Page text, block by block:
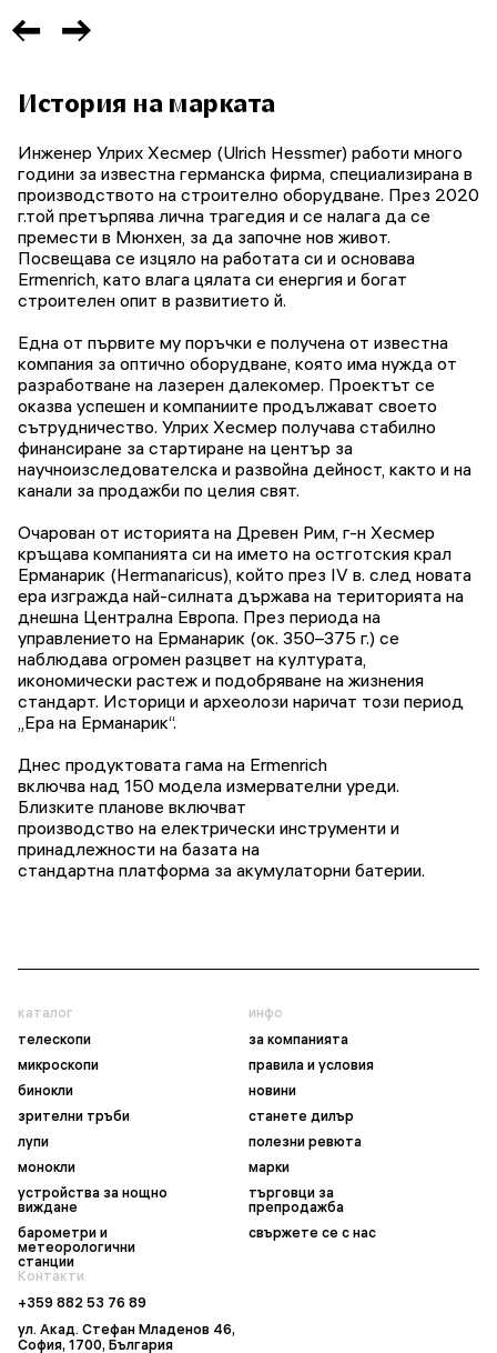
История на марката
Инженер Улрих Хесмер (Ulrich Hessmer) работи много
години за известна германска фирма, специализирана в
производството на строително оборудване. През 2020
г.той претърпява лична трагедия и се налага да се
премести в Мюнхен, за да започне нов живот.
Посвещава се изцяло на работата си и основава
Ermenrich, като влага цялата си енергия и богат
строителен опит в развитието й.
Една от първите му поръчки е получена от известна
компания за оптично оборудване, която има нужда от
разработване на лазерен далекомер. Проектът се
оказва успешен и компаниите продължават своето
сътрудничество. Улрих Хесмер получава стабилно
финансиране за стартиране на център за
научноизследователска и развойна дейност, както и на
канали за продажби по целия свят.
Очарован от историята на Древен Рим, г-н Хесмер
кръщава компанията си на името на остготския крал
Ерманарик (Hermanaricus), който през IV в. след новата
ера изгражда най-силната държава на територията на
днешна Централна Европа. През периода на
управлението на Ерманарик (ок. 350–375 г.) се
наблюдава огромен разцвет на културата,
икономически растеж и подобряване на жизнения
стандарт. Историци и археолози наричат този период
„Ера на Ерманарик“.
Днес продуктовата гама на Ermenrich
включва над 150 модела измервателни уреди.
Близките планове включват
производство на електрически инструменти и
принадлежности на базата на
стандартна платформа за акумулаторни батерии.
каталог
телескопи
микроскопи
бинокли
зрителни тръби
лупи
монокли
устройства за нощно
виждане
барометри и
метеорологични
станции
инфо
за компанията
правила и условия
новини
станете дилър
полезни ревюта
марки
търговци за
препродажба
свържете се с нас
Контакти
+359 882 53 76 89
ул. Акад. Стефан Младенов 46,
София, 1700, България